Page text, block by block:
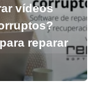
vídeos
reparar